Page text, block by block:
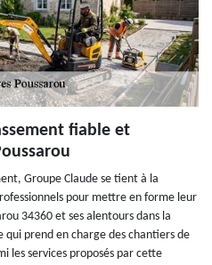
fiable et
Groupe Claude se tient à la
pour mettre en forme leur
34360 et ses alentours dans la
prend en charge des chantiers de
les services proposés par cette